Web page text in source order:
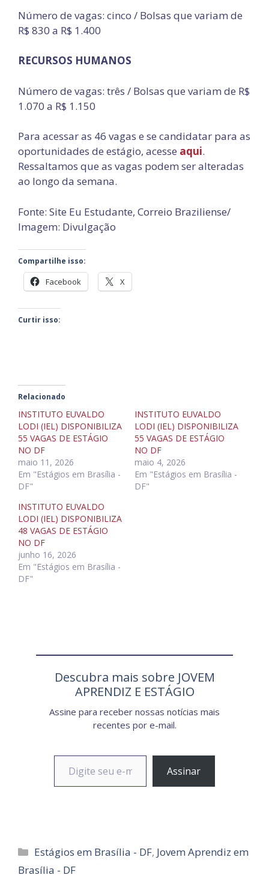
Número de vagas: cinco / Bolsas que variam de
R$ 830 a R$ 1.400
RECURSOS HUMANOS
Número de vagas: três / Bolsas que variam de R$
1.070 a R$ 1.150
Para acessar as 46 vagas e se candidatar para as
oportunidades de estágio, acesse aqui.
Ressaltamos que as vagas podem ser alteradas
ao longo da semana.
Fonte: Site Eu Estudante, Correio Braziliense/
Imagem: Divulgação
Compartilhe isso:
Facebook X
Curtir isso:
Relacionado
INSTITUTO EUVALDO
LODI (IEL) DISPONIBILIZA
55 VAGAS DE ESTÁGIO
NO DF
maio 11, 2026
Em "Estágios em Brasília -
DF"
INSTITUTO EUVALDO
LODI (IEL) DISPONIBILIZA
55 VAGAS DE ESTÁGIO
NO DF
maio 4, 2026
Em "Estágios em Brasília -
DF"
INSTITUTO EUVALDO
LODI (IEL) DISPONIBILIZA
48 VAGAS DE ESTÁGIO
NO DF
junho 16, 2026
Em "Estágios em Brasília -
DF"
Descubra mais sobre JOVEM
APRENDIZ E ESTÁGIO
Assine para receber nossas notícias mais
recentes por e-mail.
Digite seu e-mail…
Assinar
Categorias
Estágios em Brasília - DF, Jovem Aprendiz em
Brasília - DF